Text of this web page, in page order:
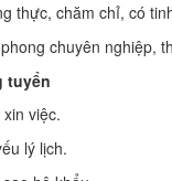
thực, chăm chỉ, có
chuyên nghiệp,
tuyển
việc.
lý lịch.